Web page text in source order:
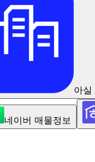
아실
네이버 매물정보